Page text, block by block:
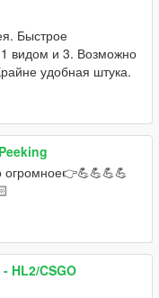
Быстрое
видом и 3. Возможно
удобная штука.
HL2/CSGO